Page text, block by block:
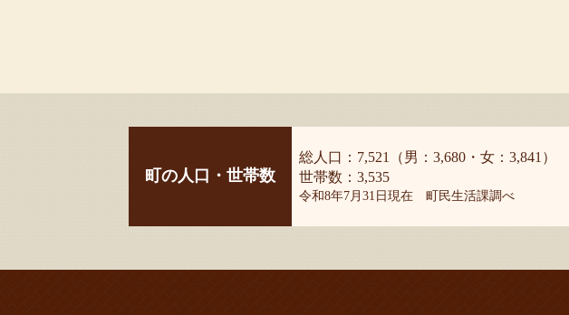
町の人口・世帯数
総人口：7,521（男：3,680・女：3,841）
世帯数：3,535
令和8年7月31日現在 町民生活課調べ